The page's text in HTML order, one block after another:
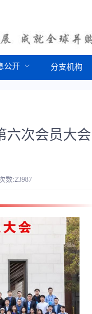
公开 分支机构
六次会员大会
数:23987